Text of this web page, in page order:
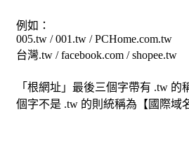
例如：
005.tw / 001.tw / PCHome.com.tw
台灣.tw / facebook.com / shopee.tw
「根網址」最後三個字帶有 .tw
個字不是 .tw 的則統稱為【國際域